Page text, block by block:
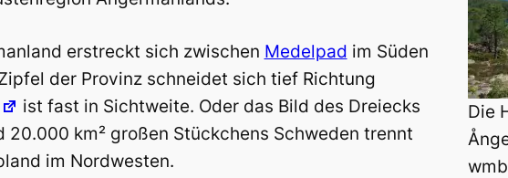
Die
erstreckt sich zwischen Medelpad im Süden
der Provinz schneidet sich tief Richtung
ist fast in Sichtweite. Oder das Bild des Dreiecks
20.000 km² großen Stückchens Schweden trennt
im Nordwesten.